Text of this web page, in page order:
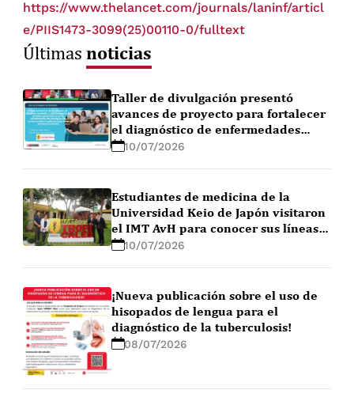
https://www.thelancet.com/journals/laninf/articl
e/PIIS1473-3099(25)00110-0/fulltext
Últimasnoticias
Taller de divulgación presentó
avances de proyecto para fortalecer
el diagnóstico de enfermedades
febriles en la Amazonía peruana
10/07/2026
Estudiantes de medicina de la
Universidad Keio de Japón visitaron
el IMT AvH para conocer sus líneas
de investigación
10/07/2026
¡Nueva publicación sobre el uso de
hisopados de lengua para el
diagnóstico de la tuberculosis!
08/07/2026